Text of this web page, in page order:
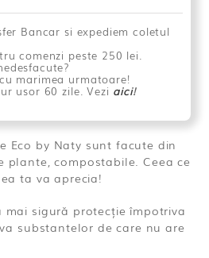
Bancar si expediem coletul
comenzi peste 250 lei.
marimea urmatoare!
usor 60 zile. Vezi aici!
Eco by Naty sunt facute din
plante, compostabile. Ceea ce
ta va aprecia!
mai sigură protecție împotriva
substantelor de care nu are